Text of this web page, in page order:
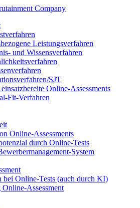
Leistungsverfahren
und Wissensverfahren
SJT
Online-Assessments
Fit-Verfahren
Online-Assessments
durch Online-Tests
System
bei Online-Tests (auch durch KI)
Assessment